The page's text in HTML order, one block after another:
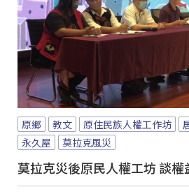
原鄉 教文 原住民族人權工作坊
永久屋
莫拉克風災
莫拉克災後原民人權工坊 談